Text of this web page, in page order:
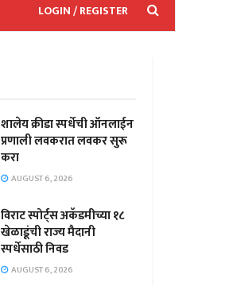
LOGIN / REGISTER
शालेय क्रीडा स्पर्धेची ऑनलाईन
प्रणाली लवकरात लवकर सुरू
करा
AUGUST 6, 2026
विराट स्पोर्ट्स अकॅडमीच्या १८
खेळाडूंची राज्य मैदानी
स्पर्धेसाठी निवड
AUGUST 6, 2026